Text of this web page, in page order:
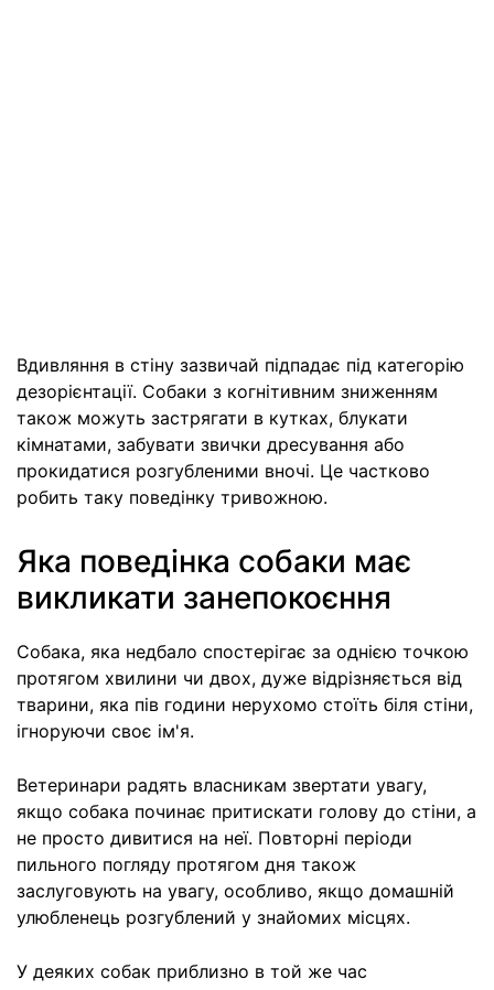
Вдивляння в стіну зазвичай підпадає під категорію
дезорієнтації. Собаки з когнітивним зниженням
також можуть застрягати в кутках, блукати
кімнатами, забувати звички дресування або
прокидатися розгубленими вночі. Це частково
робить таку поведінку тривожною.
Яка поведінка собаки має
викликати занепокоєння
Собака, яка недбало спостерігає за однією точкою
протягом хвилини чи двох, дуже відрізняється від
тварини, яка пів години нерухомо стоїть біля стіни,
ігноруючи своє ім'я.
Ветеринари радять власникам звертати увагу,
якщо собака починає притискати голову до стіни, а
не просто дивитися на неї. Повторні періоди
пильного погляду протягом дня також
заслуговують на увагу, особливо, якщо домашній
улюбленець розгублений у знайомих місцях.
У деяких собак приблизно в той же час